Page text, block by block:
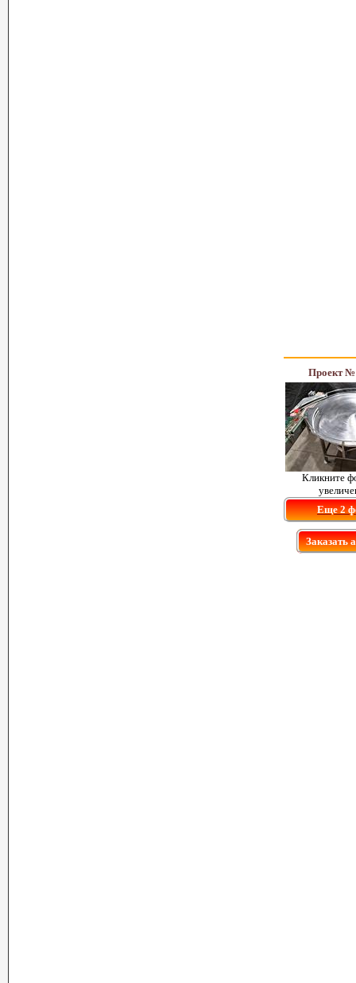
Проект №
Кликните
Еще 2
Заказать